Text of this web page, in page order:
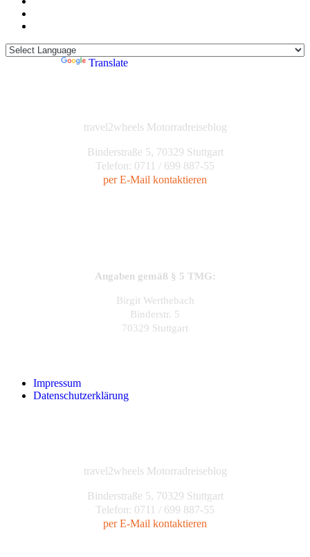
Translate
travel2wheels Motorradreiseblog
Binderstraße 5, 70329 Stuttgart
Telefon: 0711 / 699 887-55
per E-Mail kontaktieren
Angaben gemäß § 5 TMG:
Birgit Werthebach
Binderstr. 5
70329 Stuttgart
Impressum
Datenschutzerklärung
travel2wheels Motorradreiseblog
Binderstraße 5, 70329 Stuttgart
Telefon: 0711 / 699 887-55
per E-Mail kontaktieren